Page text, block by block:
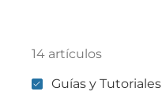
14 artículos
Guías y Tutoriales